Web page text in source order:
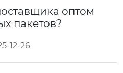
оптом
пакетов?
12-26